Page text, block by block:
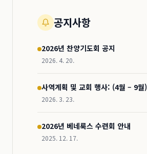
공지사항
2026년 찬양기도회 공지
2026. 4. 20.
사역계획 및 교회 행사: (4월 – 9월)
2026. 3. 23.
2026년 베네룩스 수련회 안내
2025. 12. 17.